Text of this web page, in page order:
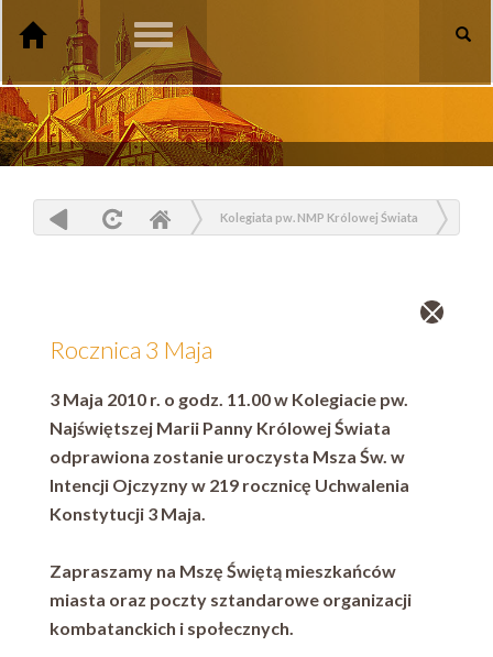
Toggle
navigation
Kolegiata pw. NMP Królowej Świata
Zamknij
Rocznica 3 Maja
3 Maja 2010 r. o godz. 11.00 w Kolegiacie pw.
Najświętszej Marii Panny Królowej Świata
odprawiona zostanie uroczysta Msza Św. w
Intencji Ojczyzny w 219 rocznicę Uchwalenia
Konstytucji 3 Maja.
Zapraszamy na Mszę Świętą mieszkańców
miasta oraz poczty sztandarowe organizacji
kombatanckich i społecznych.